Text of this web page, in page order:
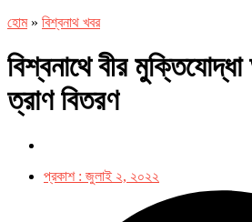
হোম» বিশ্বনাথ খবর
বিশ্বনাথে বীর
ত্রাণ বিতরণ
প্রকাশ : জুলাই ২, ২০২২